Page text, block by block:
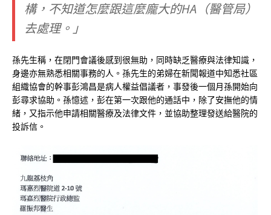
構，不知道怎麼跟這麼龐大的HA（醫管局）
去處理。」
孫先生稱，在閉門會議後感到很無助，同時缺乏醫療與法律知識，
身邊亦無熟悉相關事務的人。孫先生的弟婦在新聞報道中知悉社區
組織協會的幹事彭鴻昌是病人權益倡議者，事發後一個月孫開始向
彭尋求協助。孫憶述，彭在第一次跟他的通話中，除了安撫他的情
緒，又指示他申請相關醫療及法律文件，並協助整理發送給醫院的
投訴信。